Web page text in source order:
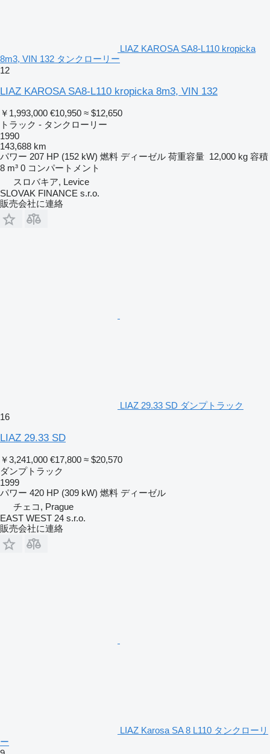
LIAZ KAROSA SA8-L110 kropicka
8m3, VIN 132 タンクローリー
12
LIAZ KAROSA SA8-L110 kropicka 8m3, VIN 132
￥1,993,000 €10,950 ≈ $12,650
トラック - タンクローリー
1990
143,688 km
パワー 207 HP (152 kW) 燃料 ディーゼル 荷重容量 12,000 kg 容積
8 m³ 0 コンパートメント
スロバキア, Levice
SLOVAK FINANCE s.r.o.
販売会社に連絡
LIAZ 29.33 SD ダンプトラック
16
LIAZ 29.33 SD
￥3,241,000 €17,800 ≈ $20,570
ダンプトラック
1999
パワー 420 HP (309 kW) 燃料 ディーゼル
チェコ, Prague
EAST WEST 24 s.r.o.
販売会社に連絡
LIAZ Karosa SA 8 L110 タンクローリ
ー